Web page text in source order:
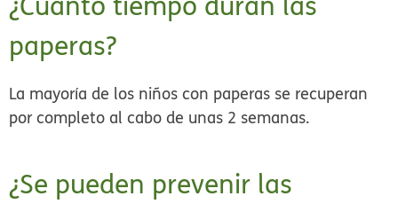
paperas?
La mayoría de los niños con paperas se recuperan
por completo al cabo de unas 2 semanas.
¿Se pueden prevenir las